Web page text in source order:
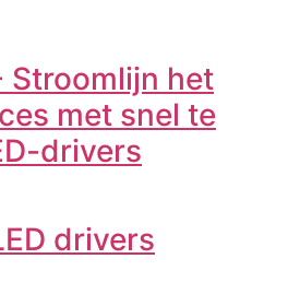
Stroomlijn het
met snel te
drivers
drivers